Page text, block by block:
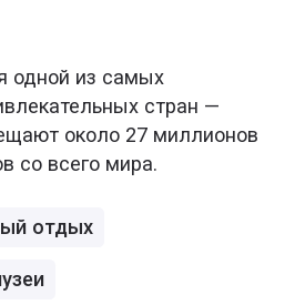
одной из самых
стран —
около 27 миллионов
со всего мира.
отдых